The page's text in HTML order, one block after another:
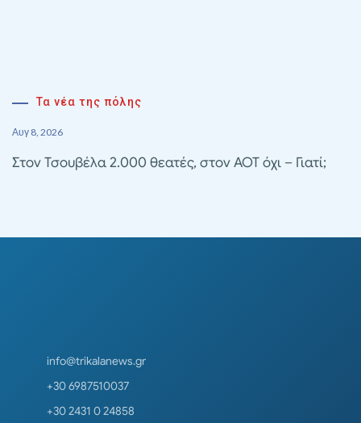
Τα νέα της πόλης
Αυγ 8, 2026
Στον Τσουβέλα 2.000 θεατές, στον ΑΟΤ όχι – Γιατί;
info@trikalanews.gr
+30 6987510037
+30 2431 0 24858